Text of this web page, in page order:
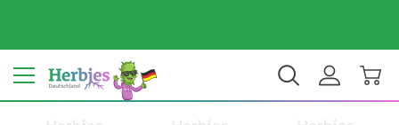
Dein Land: Deutschland € EUR DE